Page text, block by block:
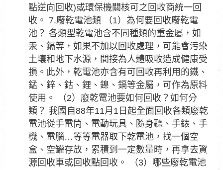
點逆向回收)或環保機關核可之回收商統一回
收。 7.廢乾電池類 （1）為何要回收廢乾電
池？ 各類型乾電池含不同種類的重金屬，如
汞、鎘等，如果不加以回收處理，可能會污染
土壤和地下水源，間接為人體吸收造成健康受
損。此外，乾電池亦含有可回收再利用的鐵、
錳、鋅、鈷、鋰、鎳、鎘等金屬，可作為原料
使用。 （2）廢乾電池要如何回收？如何分
類？ 我國自88年11月1日起全面回收各類廢乾
電池從手電筒、電動玩具、隨身聽、手錶、手
機、電腦…等等電器取下乾電池，找一個空
盒、空罐存放，累積到一定數量時，再拿去資
源回收車或回收點回收。 （3）哪些廢乾電池